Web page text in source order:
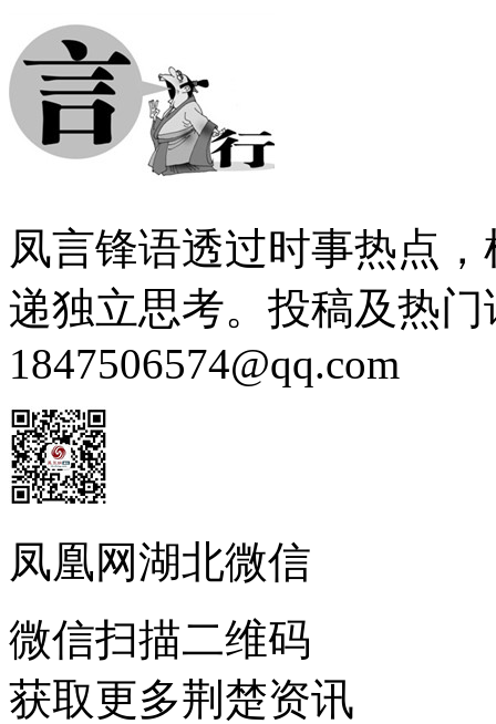
凤言锋语透过时事热点
递独立思考。投稿及热
1847506574@qq.com
凤凰网湖北微信
微信扫描二维码
获取更多荆楚资讯